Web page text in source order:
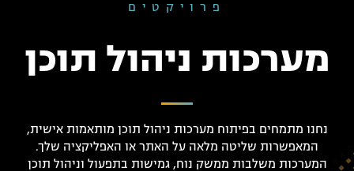
פרויקטים
מערכות ניהול תוכן
נחנו מתמחים בפיתוח מערכות ניהול תוכן מותאמות אישית,
המאפשרות שליטה מלאה על האתר או האפליקציה שלך.
המערכות משלבות ממשק נוח, גמישות בתפעול וניהול תוכן